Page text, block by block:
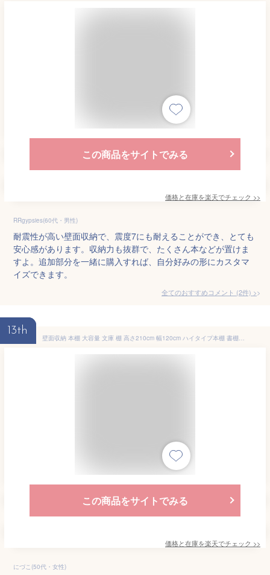
この商品をサイトでみる
価格と在庫を楽天でチェック >>
RRgypsies(60代・男性)
耐震性が高い壁面収納で、震度7にも耐えることができ、とても
安心感があります。収納力も抜群で、たくさん本などが置けま
すよ。追加部分を一緒に購入すれば、自分好みの形にカスタマ
イズできます。
全てのおすすめコメント (2件) >
13th
壁面収納 本棚 大容量 文庫 棚 高さ210cm 幅120cm ハイタイプ本棚 書棚 大量収納 多目的ラック 書斎 シェルフ ラック クラシア ブックシェルフ 本箱 書庫 収納 コミック 漫画 木製 多目的棚 収納ラック スリム 引き出し付き 引き出し 小物収納 おしゃれ
この商品をサイトでみる
価格と在庫を楽天でチェック >>
にづこ(50代・女性)